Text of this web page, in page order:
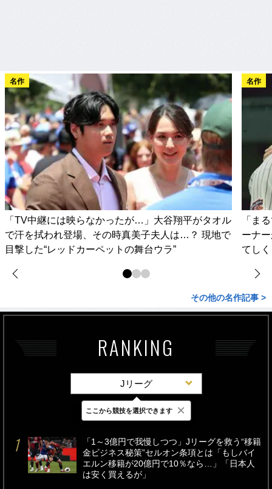
名作
「TV中継には映らなかったが…」大谷翔平がタオル
で汗を拭われ登場、その時真美子夫人は…？ 現地で
目撃した“レッドカーペットの舞台ウラ”
名作
「ま
ーナ
てし
その他の名作記事 >
RANKING
Jリーグ
最新 24時間 週間
「1～3億円で我慢しつつ」Jリーグを救う“移籍
金ビジネス秘策”セルオン条項とは「もしバイ
エルン移籍が20億円で10％なら…」「日本人
は安く買えるが」
ここから競技を選択できます ×